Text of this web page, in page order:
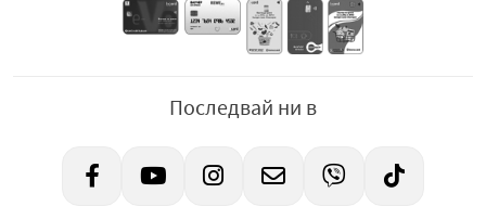
Последвай ни в